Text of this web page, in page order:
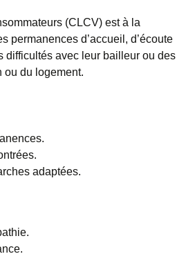
(CLCV) est à la
permanences d’accueil, d’écoute
difficultés avec leur bailleur ou des
ou du logement.
adaptées.